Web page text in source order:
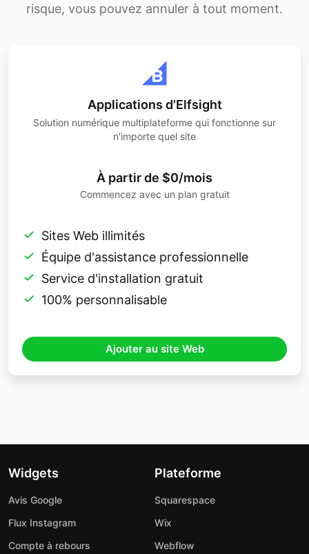
risque, vous pouvez annuler à tout moment.
Applications d'Elfsight
Solution numérique multiplateforme qui fonctionne sur
n'importe quel site
À partir de $0/mois
Commencez avec un plan gratuit
Sites Web illimités
Équipe d'assistance professionnelle
Service d'installation gratuit
100% personnalisable
Ajouter au site Web
Widgets
Avis Google
Flux Instagram
Compte à rebours
Plateforme
Squarespace
Wix
Webflow